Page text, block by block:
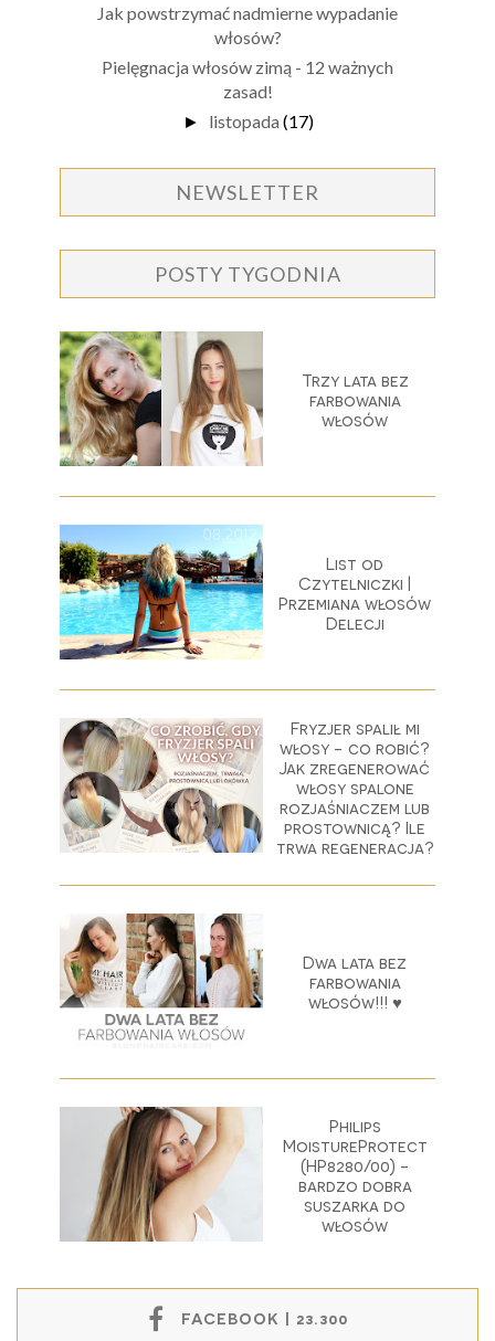
Jak powstrzymać nadmierne wypadanie
włosów?
Pielęgnacja włosów zimą - 12 ważnych
zasad!
► listopada (17)
NEWSLETTER
POSTY TYGODNIA
Trzy lata bez
farbowania
włosów
List od
Czytelniczki |
Przemiana włosów
Delecji
Fryzjer spalił mi
włosy - co robić?
Jak zregenerować
włosy spalone
rozjaśniaczem lub
prostownicą? Ile
trwa regeneracja?
Dwa lata bez
farbowania
włosów!!! ♥
Philips
MoistureProtect
(HP8280/00) -
bardzo dobra
suszarka do
włosów
FACEBOOK | 23.300